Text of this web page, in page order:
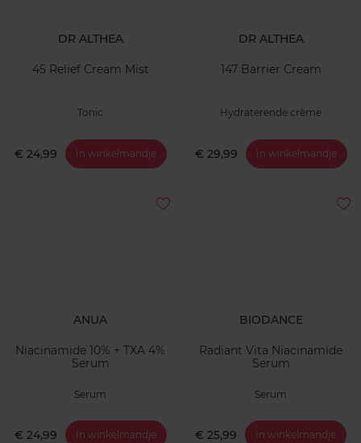
DR ALTHEA
45 Relief Cream Mist
Tonic
€ 24,99 In winkelmandje
DR ALTHEA
147 Barrier Cream
Hydraterende crème
€ 29,99 In winkelmandje
ANUA
Niacinamide 10% + TXA 4%
Serum
Serum
€ 24,99 In winkelmandje
BIODANCE
Radiant Vita Niacinamide
Serum
Serum
€ 25,99 In winkelmandje